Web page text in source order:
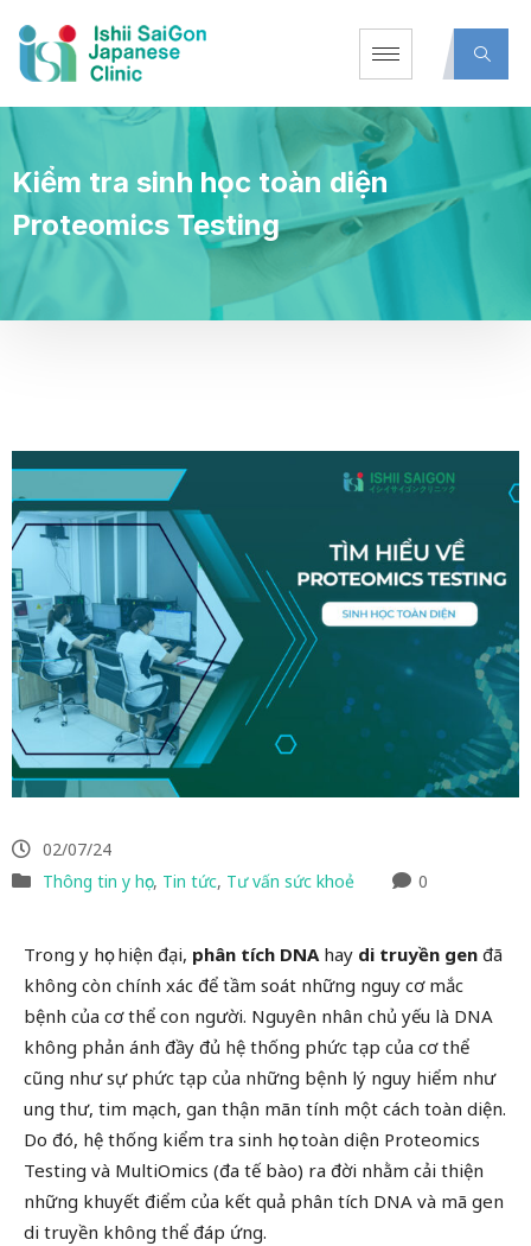
Kiểm tra sinh học toàn diện
Proteomics Testing
02/07/24
Thông tin y học, Tin tức, Tư vấn sức khoẻ 0
Trong y học hiện đại, phân tích DNAhay di truyền gen đã
không còn chính xác để tầm soát những nguy cơ mắc
bệnh của cơ thể con người. Nguyên nhân chủ yếu là DNA
không phản ánh đầy đủ hệ thống phức tạp của cơ thể
cũng như sự phức tạp của những bệnh lý nguy hiểm như
ung thư, tim mạch, gan thận mãn tính một cách toàn diện.
Do đó, hệ thống kiểm tra sinh học toàn diện Proteomics
Testing và MultiOmics (đa tế bào) ra đời nhằm cải thiện
những khuyết điểm của kết quả phân tích DNA và mã gen
di truyền không thể đáp ứng.